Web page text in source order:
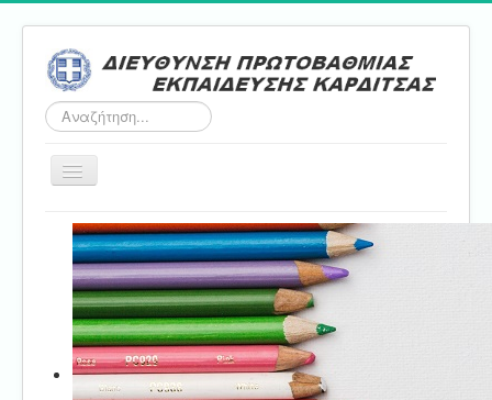
Αναζήτηση...
Εναλλαγή
Αρχική
ΔΠΕ
Τμήμα Α'
Τμήμα Β'
Τμήμα Γ'